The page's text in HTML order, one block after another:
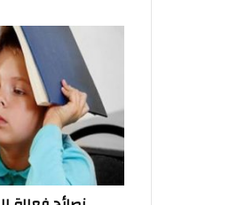
وقت
الامتحان